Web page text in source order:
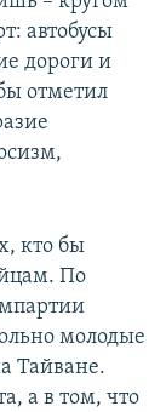
автобусы
дороги и
отметил
кто бы
По
молодые
Тайване.
а в том, что